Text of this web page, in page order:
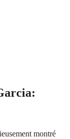
montré